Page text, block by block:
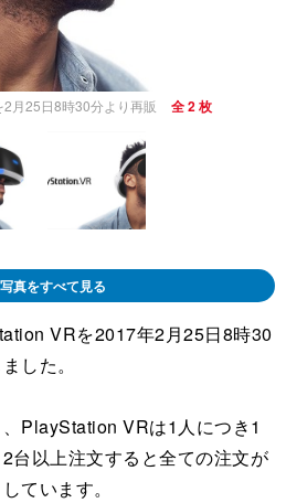
月25日8時30分より再販 全 2 枚
写真をすべて見る
VRを2017年2月25日8時30
した。
PlayStation VRは1人につき1
台以上注文すると全ての注文が
ています。